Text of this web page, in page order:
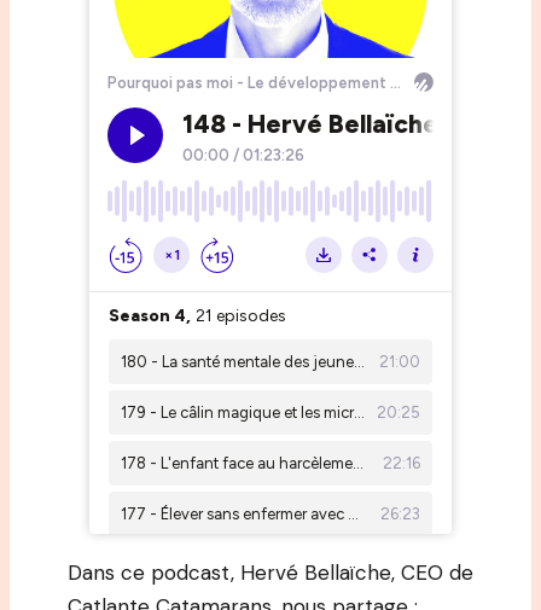
Dans ce podcast, Hervé Bellaïche, CEO de